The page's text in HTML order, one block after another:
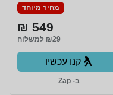
מחיר מיוחד
549 ₪
₪29 למשלוח
קנו עכשיו
ב- Zap